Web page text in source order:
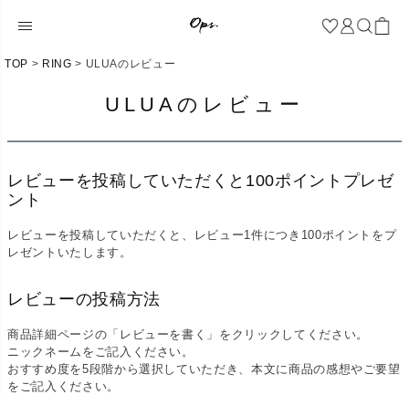
TOP RING ULUAのレビュー
ULUAのレビュー
レビューを投稿していただくと100ポイントプレゼ
ント
レビューを投稿していただくと、レビュー1件につき100ポイントをプ
レゼントいたします。
レビューの投稿方法
商品詳細ページの「レビューを書く」をクリックしてください。
ニックネームをご記入ください。
おすすめ度を5段階から選択していただき、本文に商品の感想やご要望
をご記入ください。